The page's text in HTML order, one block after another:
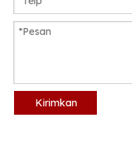
Kirimkan